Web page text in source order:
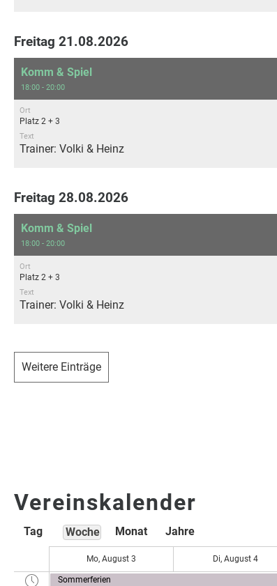
Freitag 21.08.2026
Komm & Spiel
18:00 - 20:00
Ort
Platz 2 + 3
Text
Trainer: Volki & Heinz
Freitag 28.08.2026
Komm & Spiel
18:00 - 20:00
Ort
Platz 2 + 3
Text
Trainer: Volki & Heinz
Weitere Einträge
Vereinskalender
Tag Woche Monat Jahre
Mo, August 3 Di, August 4
Sommerferien
100
600
00
800